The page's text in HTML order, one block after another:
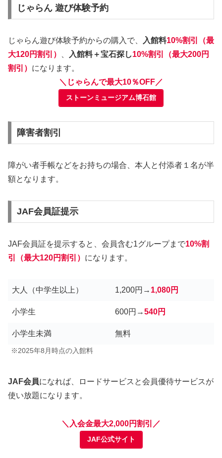
じゃらん 遊び体験予約
じゃらん遊び体験予約からの購入で、 入館料10%割引（最
大120円割引）
入館料＋宝石探し10%割引（最大200円
割引） になります。
＼じゃらんで最大10％OFF／
ストーンミュージアム博石館
障害者割引
障がい者手帳などをお持ちの場合、本人と付添者１名が半
額となります。
JAF会員証提示
JAF会員証を提示すると、会員含む1グループまで10%割
引（最大120円割引） になります。
大人（中学生以上） 1,200円→ 1,080円
小学生 600円→540円
小学生未満 無料
※2025年8月時点の入館料
JAF会員になれば、ロードサービスと会員優待サービスが
使い放題になります。
＼入会金最大2,000円割引／
JAF公式サイト